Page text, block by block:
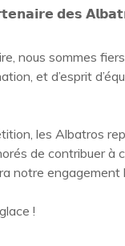
𝗱𝗲𝘀
nous sommes
et d’esprit
les Albatros
de contribuer à
notre
!